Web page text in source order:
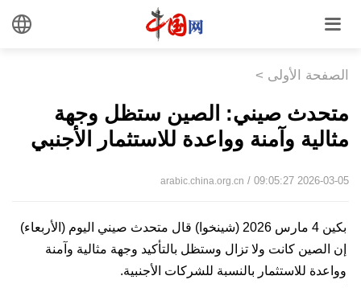
الصفحة الأولى >
متحدث صيني: الصين ستظل وجهة
مثالية وآمنة وواعدة للاستثمار الأجنبي
arabic.china.org.cn / 09:05:27 2026-03-05
بكين 4 مارس 2026 (شينخوا) قال متحدث صيني اليوم (الأربعاء)
إن الصين كانت ولا تزال وستظل بالتأكيد وجهة مثالية وآمنة
وواعدة للاستثمار بالنسبة للشركات الأجنبية.